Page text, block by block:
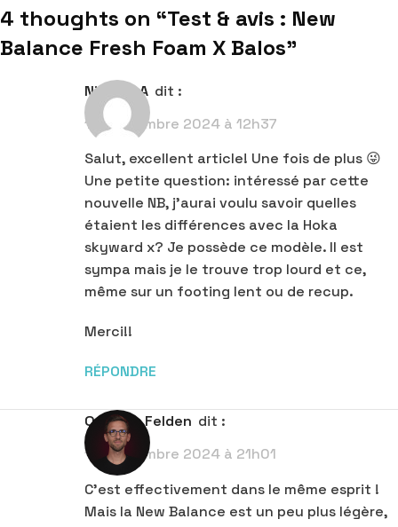
4 thoughts on “Test & avis : New
Balance Fresh Foam X Balos”
Nicolas A dit :
13 septembre 2024 à 12h37
Salut, excellent article! Une fois de plus 😜
Une petite question: intéressé par cette
nouvelle NB, j’aurai voulu savoir quelles
étaient les différences avec la Hoka
skyward x? Je possède ce modèle. Il est
sympa mais je le trouve trop lourd et ce,
même sur un footing lent ou de recup.
Merci!!
RÉPONDRE
Quentin Felden dit :
13 septembre 2024 à 21h01
C’est effectivement dans le même esprit !
Mais la New Balance est un peu plus légère,